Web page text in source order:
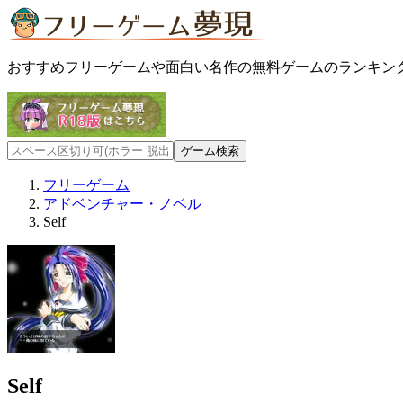
おすすめフリーゲームや面白い名作の無料ゲームのランキン
フリーゲーム
アドベンチャー・ノベル
Self
Self